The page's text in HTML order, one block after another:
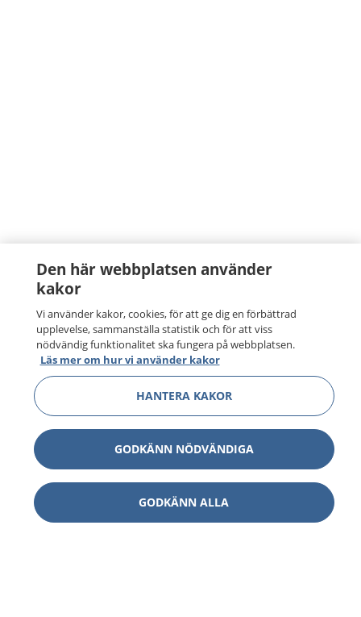
Den här webbplatsen använder
kakor
Vi använder kakor, cookies, för att ge dig en förbättrad
upplevelse, sammanställa statistik och för att viss
nödvändig funktionalitet ska fungera på webbplatsen.
Läs mer om hur vi använder kakor
HANTERA KAKOR
GODKÄNN NÖDVÄNDIGA
GODKÄNN ALLA